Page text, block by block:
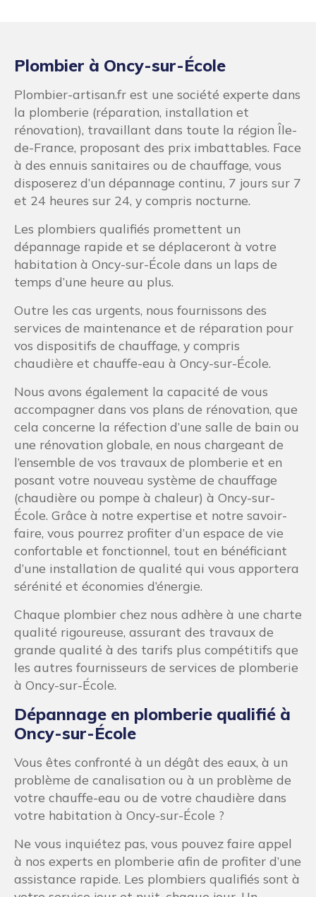
Plombier à Oncy-sur-École
Plombier-artisan.fr est une société experte dans
la plomberie (réparation, installation et
rénovation), travaillant dans toute la région Île-
de-France, proposant des prix imbattables. Face
à des ennuis sanitaires ou de chauffage, vous
disposerez d’un dépannage continu, 7 jours sur 7
et 24 heures sur 24, y compris nocturne.
Les plombiers qualifiés promettent un
dépannage rapide et se déplaceront à votre
habitation à Oncy-sur-École dans un laps de
temps d’une heure au plus.
Outre les cas urgents, nous fournissons des
services de maintenance et de réparation pour
vos dispositifs de chauffage, y compris
chaudière et chauffe-eau à Oncy-sur-École.
Nous avons également la capacité de vous
accompagner dans vos plans de rénovation, que
cela concerne la réfection d’une salle de bain ou
une rénovation globale, en nous chargeant de
l’ensemble de vos travaux de plomberie et en
posant votre nouveau système de chauffage
(chaudière ou pompe à chaleur) à Oncy-sur-
École. Grâce à notre expertise et notre savoir-
faire, vous pourrez profiter d’un espace de vie
confortable et fonctionnel, tout en bénéficiant
d’une installation de qualité qui vous apportera
sérénité et économies d’énergie.
Chaque plombier chez nous adhère à une charte
qualité rigoureuse, assurant des travaux de
grande qualité à des tarifs plus compétitifs que
les autres fournisseurs de services de plomberie
à Oncy-sur-École.
Dépannage en plomberie qualifié à
Oncy-sur-École
Vous êtes confronté à un dégât des eaux, à un
problème de canalisation ou à un problème de
votre chauffe-eau ou de votre chaudière dans
votre habitation à Oncy-sur-École ?
Ne vous inquiétez pas, vous pouvez faire appel
à nos experts en plomberie afin de profiter d’une
assistance rapide. Les plombiers qualifiés sont à